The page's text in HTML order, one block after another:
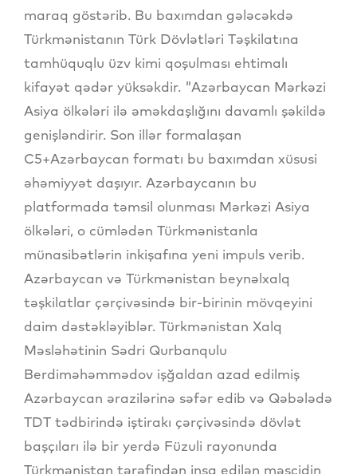
maraq göstərib. Bu baxımdan gələcəkdə
Türkmənistanın Türk Dövlətləri Təşkilatına
tamhüquqlu üzv kimi qoşulması ehtimalı
kifayət qədər yüksəkdir. "Azərbaycan Mərkəzi
Asiya ölkələri ilə əməkdaşlığını davamlı şəkildə
genişləndirir. Son illər formalaşan
C5+Azərbaycan formatı bu baxımdan xüsusi
əhəmiyyət daşıyır. Azərbaycanın bu
platformada təmsil olunması Mərkəzi Asiya
ölkələri, o cümlədən Türkmənistanla
münasibətlərin inkişafına yeni impuls verib.
Azərbaycan və Türkmənistan beynəlxalq
təşkilatlar çərçivəsində bir-birinin mövqeyini
daim dəstəkləyiblər. Türkmənistan Xalq
Məsləhətinin Sədri Qurbanqulu
Berdiməhəmmədov işğaldan azad edilmiş
Azərbaycan ərazilərinə səfər edib və Qəbələdə
TDT tədbirində iştirakı çərçivəsində dövlət
başçıları ilə bir yerdə Füzuli rayonunda
Türkmənistan tərəfindən inşa edilən məscidin